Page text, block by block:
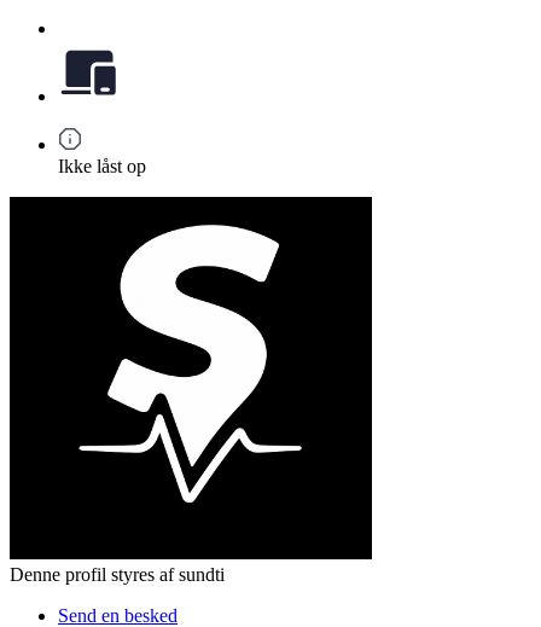
Ikke låst op
Denne profil styres af sundti
Send en besked